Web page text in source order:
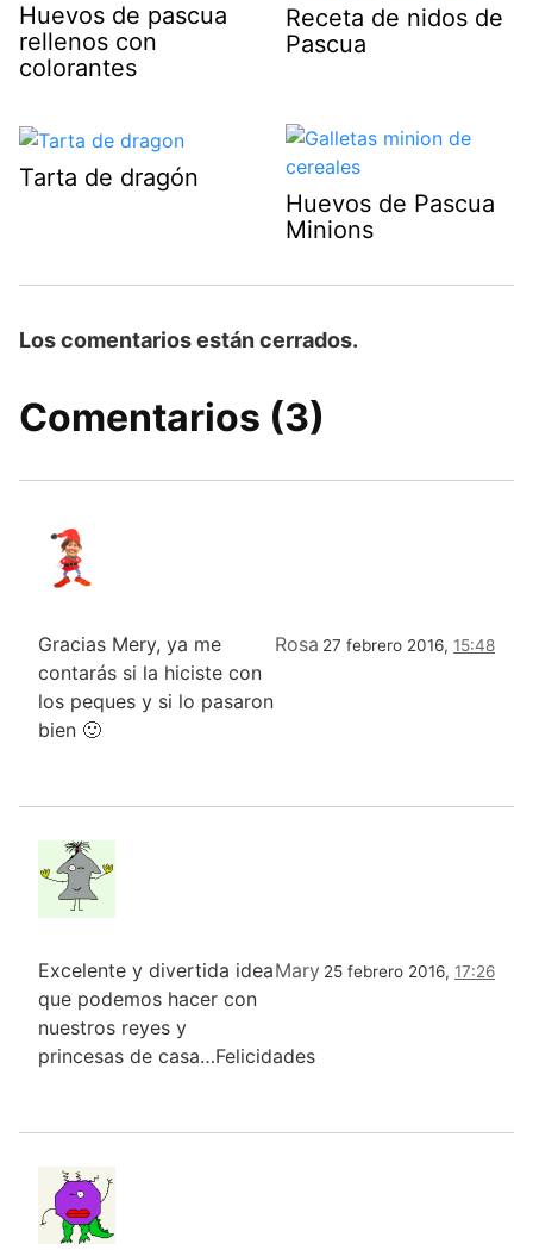
Huevos de pascua
rellenos con
colorantes
Receta de nidos de
Pascua
Tarta de dragón
Huevos de Pascua
Minions
Los comentarios están cerrados.
Comentarios (3)
Rosa 27 febrero 2016, 15:48
Gracias Mery, ya me
contarás si la hiciste con
los peques y si lo pasaron
bien 🙂
Mary 25 febrero 2016, 17:26
Excelente y divertida idea
que podemos hacer con
nuestros reyes y
princesas de casa…Felicidades